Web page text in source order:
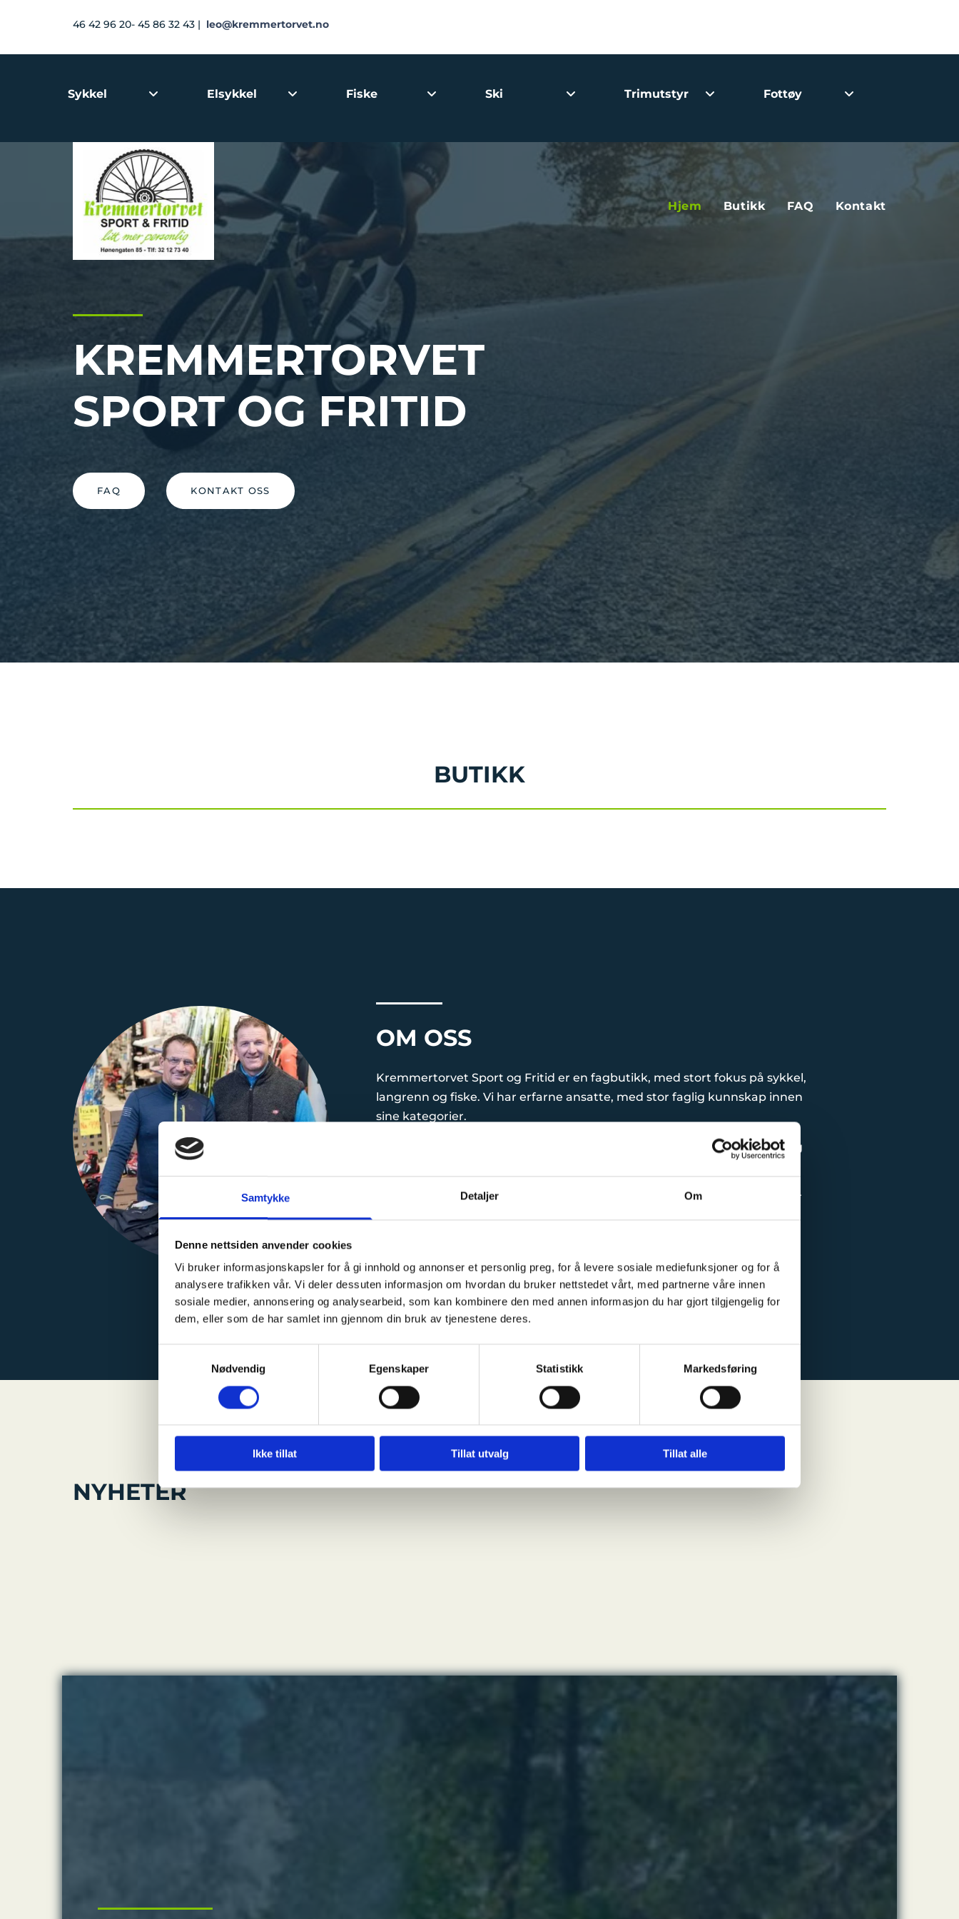
Samtykke Detaljer Om
Denne nettsiden anvender cookies
Vi bruker informasjonskapsler for å gi innhold og annonser et personlig preg, for å levere sosiale mediefunksjoner og for å
analysere trafikken vår. Vi deler dessuten informasjon om hvordan du bruker nettstedet vårt, med partnerne våre innen
sosiale medier, annonsering og analysearbeid, som kan kombinere den med annen informasjon du har gjort tilgjengelig for
dem, eller som de har samlet inn gjennom din bruk av tjenestene deres.
Nødvendig
Egenskaper Statistikk Markedsføring
Ikke tillat Tillat utvalg Tillat alle
46 42 96 20- 45 86 32 43 | leo@kremmertorvet.no
Sykkel Elsykkel Fiske Ski Trimutstyr Fottøy
Hjem Butikk FAQ Kontakt
KREMMERTORVET
SPORT OG FRITID
FAQ KONTAKT OSS
BUTIKK
OM OSS
Kremmertorvet Sport og Fritid er en fagbutikk, med stort fokus på sykkel,
langrenn og fiske. Vi har erfarne ansatte, med stor faglig kunnskap innen
sine kategorier.
Vi har et stort sykkel og skiverksted, hvor vi har mekanikere med erfaring
Vi fører sykler fra Cannondale, Haibike, GT og Eddy Merckx. Ta kontakt for
priser og tilgjengelighet, vi sender sykler i hele Norge.
KONTAKT OSS
NYHETER